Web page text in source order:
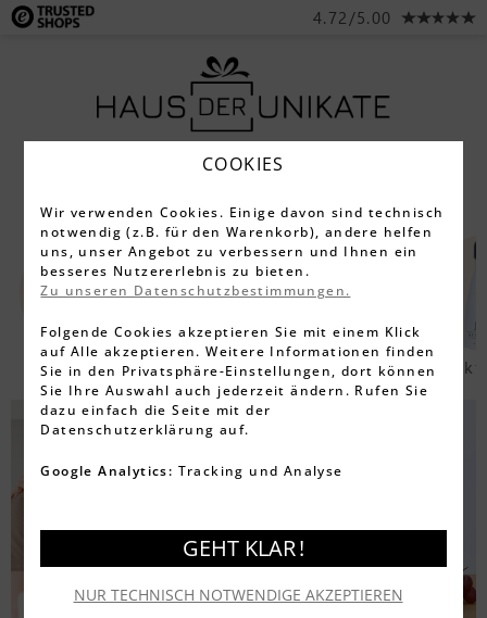
4.72/5.00
Gläser Armbänder Halsketten
COOKIES
Wir verwenden Cookies. Einige davon sind technisch
notwendig (z.B. für den Warenkorb), andere helfen
uns, unser Angebot zu verbessern und Ihnen ein
besseres Nutzererlebnis zu bieten.
Zu unseren Datenschutzbestimmungen.
Folgende Cookies akzeptieren Sie mit einem Klick
auf Alle akzeptieren. Weitere Informationen finden
Sie in den Privatsphäre-Einstellungen, dort können
Sie Ihre Auswahl auch jederzeit ändern. Rufen Sie
dazu einfach die Seite mit der
Datenschutzerklärung auf.
Google Analytics: Tracking und Analyse
NUR TECHNISCH NOTWENDIGE AKZEPTIEREN
GEHT KLAR !